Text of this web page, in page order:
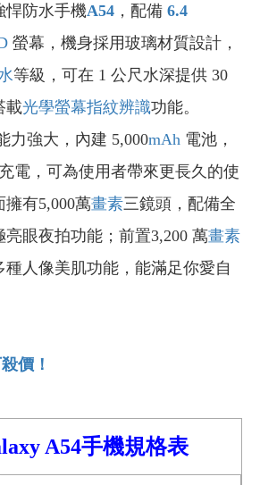
防水手機A54 ，配備 6.4
螢幕，機身採用玻璃材質設計，
等級，可在 1 公尺水深提供 30
載光學螢幕指紋辨識功能。
力強大，內建 5,000mAh 電池，
電，可為使用者帶來更長久的使
擁有5,000萬畫素三鏡頭，配備全
眼夜拍功能；前置3,200 萬畫素
種人像美肌功能，能滿足你愛自
價！
A54手機規格表